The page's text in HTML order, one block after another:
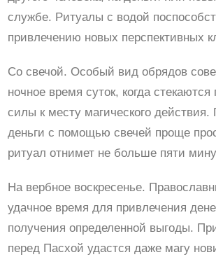
службе. Ритуалы с водой
привлечению новых перспективных
Со свечой. Особый вид обрядов
ночное время суток, когда стекаются
силы к месту магического действия.
деньги с помощью свечей проще
ритуал отнимет не больше пяти
На вербное воскресенье.
удачное время для привлечения
получения определенной выгоды.
перед Пасхой удастся даже магу